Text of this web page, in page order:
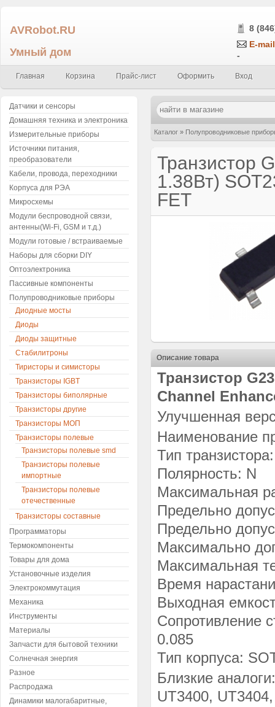
AVRobot.RU
Умный дом
8
E-
-
Главная Корзина Прайс-лист Оформить Вход
Каталог » Полупроводниковые
Транзистор
1.38Вт)
FET
Описание товара
Транзистор
Channel
Улучшенная
Наименование
Тип
Полярность: N
Максимальная
Предельно
Предельно
Максимально
Максимальная
Время
Выходная
Сопротивление
0.085
Тип корпуса:
Близкие
UT3400,
Датчики и сенсоры
Домашняя техника и электроника
Измерительные приборы
Источники питания,
преобразователи
Кабели, провода, переходники
Корпуса для РЭА
Микросхемы
Модули беспроводной связи,
антенны(Wi-Fi, GSM и т.д.)
Модули готовые / встраиваемые
Наборы для сборки DIY
Оптоэлектроника
Пассивные компоненты
Полупроводниковые приборы
Диодные мосты
Диоды
Диоды защитные
Стабилитроны
Тиристоры и симисторы
Транзисторы IGBT
Транзисторы биполярные
Транзисторы другие
Транзисторы МОП
Транзисторы полевые
Транзисторы полевые smd
Транзисторы полевые
импортные
Транзисторы полевые
отечественные
Транзисторы составные
Программаторы
Термокомпоненты
Товары для дома
Установочные изделия
Электрокоммутация
Механика
Инструменты
Материалы
Запчасти для бытовой техники
Солнечная энергия
Разное
Распродажа
Динамики малогабаритные,